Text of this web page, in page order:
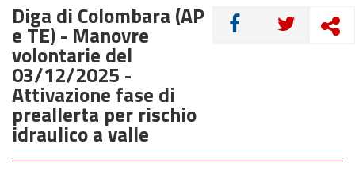
CONDIVIDI
Diga di Colombara (AP
e TE) - Manovre
volontarie del
03/12/2025 -
Attivazione fase di
preallerta per rischio
idraulico a valle